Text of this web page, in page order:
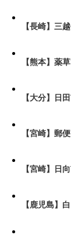
【長崎】三
【熊本】薬
【大分】日
【宮崎】郵
【宮崎】日
【鹿児島】